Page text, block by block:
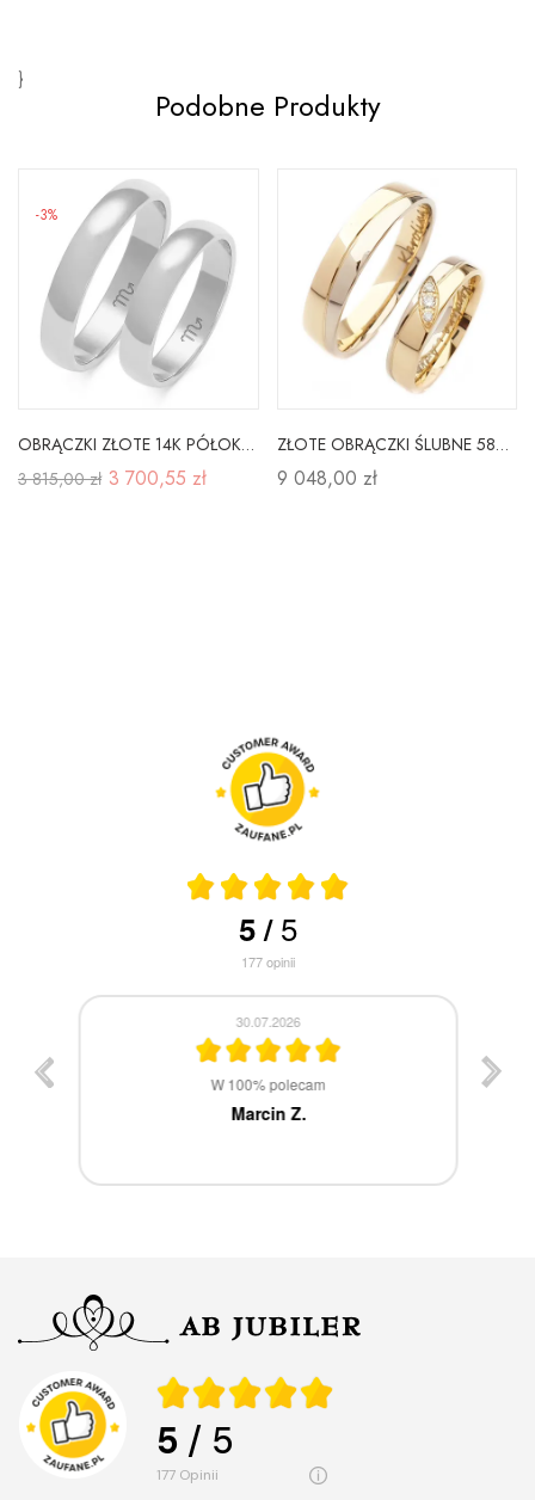
}
Podobne Produkty
-3%
OBRĄCZKI ZŁOTE 14K PÓŁOKRĄGŁE SOCZEWKA A-102B
3 815,00 zł 3 700,55 zł
ZŁOTE OBRĄCZKI ŚLUBNE 585 Szerokość 5mm CYRKONIE
9 048,00 zł
5/5
177opinii
30.07.2026
W 100% polecam
Marcin Z.
5 / 5
177 opinii